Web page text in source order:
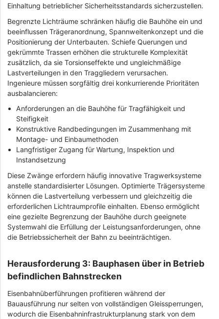
Einhaltung betrieblicher Sicherheitsstandards sicherzustellen.
Begrenzte Lichträume schränken häufig die Bauhöhe ein und
beeinflussen Trägeranordnung, Spannweitenkonzept und die
Positionierung der Unterbauten. Schiefe Querungen und
gekrümmte Trassen erhöhen die strukturelle Komplexität
zusätzlich, da sie Torsionseffekte und ungleichmäßige
Lastverteilungen in den Traggliedern verursachen.
Ingenieure müssen sorgfältig drei konkurrierende Prioritäten
ausbalancieren:
Anforderungen an die Bauhöhe für Tragfähigkeit und
Steifigkeit
Konstruktive Randbedingungen im Zusammenhang mit
Montage- und Einbaumethoden
Langfristiger Zugang für Wartung, Inspektion und
Instandsetzung
Diese Zwänge erfordern häufig innovative Tragwerksysteme
anstelle standardisierter Lösungen. Optimierte Trägersysteme
können die Lastverteilung verbessern und gleichzeitig die
erforderlichen Lichtraumprofile einhalten. Ebenso ermöglicht
eine gezielte Begrenzung der Bauhöhe durch geeignete
Systemwahl die Erfüllung der Leistungsanforderungen, ohne
die Betriebssicherheit der Bahn zu beeinträchtigen.
Herausforderung 3: Bauphasen über in Betrieb
befindlichen Bahnstrecken
Eisenbahnüberführungen profitieren während der
Bauausführung nur selten von vollständigen Gleissperrungen,
wodurch die Eisenbahninfrastrukturplanung stark von dem